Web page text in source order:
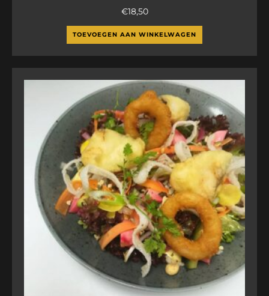
€18,50
TOEVOEGEN AAN WINKELWAGEN